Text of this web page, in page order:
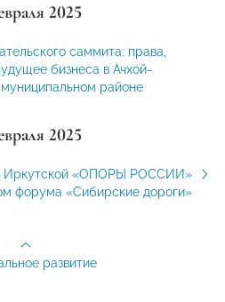
2025
саммита: права,
бизнеса в Ачхой-
районе
2025
Иркутской «ОПОРЫ РОССИИ»
форума «Сибирские дороги»
развитие